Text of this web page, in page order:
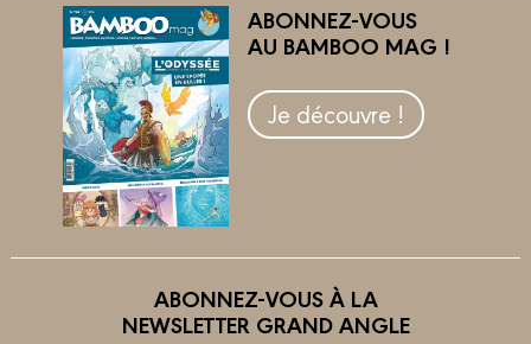
ABONNEZ-VOUS
AU BAMBOO MAG !
Je découvre !
ABONNEZ-VOUS À LA
NEWSLETTER GRAND ANGLE